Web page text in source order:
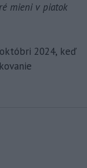
mieni v piatok
2024, keď